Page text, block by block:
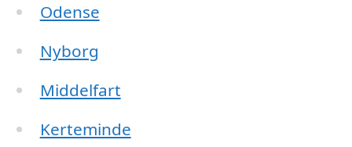
Odense
Nyborg
Middelfart
Kerteminde